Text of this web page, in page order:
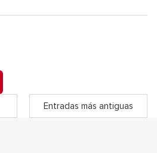
Entradas más antiguas